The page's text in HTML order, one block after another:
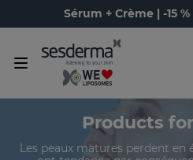
Sérum + Crème | -15
Products
Les peaux matures perdent en